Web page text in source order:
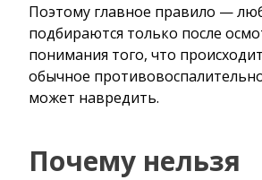
Поэтому главное правило —
подбираются только после
понимания того, что
обычное
может навредить.
Почему нельзя